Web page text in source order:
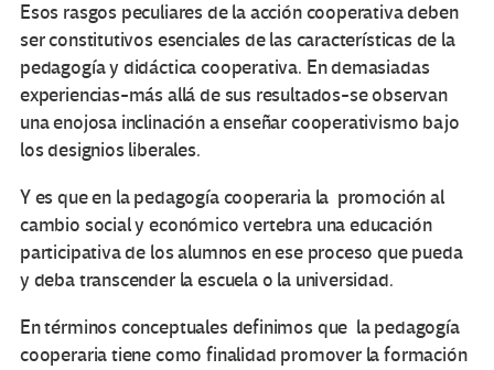
Esos rasgos peculiares de la acción cooperativa deben
ser constitutivos esenciales de las características de la
pedagogía y didáctica cooperativa. En demasiadas
experiencias-más allá de sus resultados-se observan
una enojosa inclinación a enseñar cooperativismo bajo
los designios liberales.
Y es que en la pedagogía cooperaria la promoción al
cambio social y económico vertebra una educación
participativa de los alumnos en ese proceso que pueda
y deba transcender la escuela o la universidad.
En términos conceptuales definimos que la pedagogía
cooperaria tiene como finalidad promover la formación